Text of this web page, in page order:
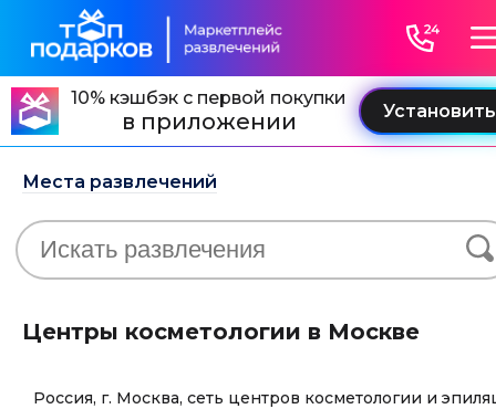
10% кэшбэк с первой покупки
в приложении
Места развлечений
Центры косметологии в Москве
Россия, г. Москва, сеть центров косметологии и